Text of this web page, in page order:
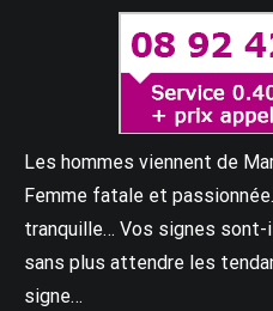
Les hommes viennent de
Femme fatale et
tranquille… Vos signes
sans plus attendre les
signe…